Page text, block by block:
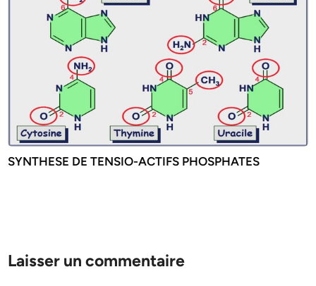
SYNTHESE DE TENSIO-ACTIFS PHOSPHATES
Laisser un commentaire